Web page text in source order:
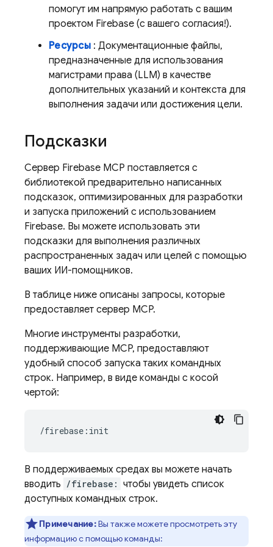
помогут им напрямую работать с вашим
проектом Firebase (с вашего согласия!).
Ресурсы: Документационные файлы,
предназначенные для использования
магистрами права (LLM) в качестве
дополнительных указаний и контекста для
выполнения задачи или достижения цели.
Подсказки
Сервер Firebase MCP поставляется с
библиотекой предварительно написанных
подсказок, оптимизированных для разработки
и запуска приложений с использованием
Firebase. Вы можете использовать эти
подсказки для выполнения различных
распространенных задач или целей с помощью
ваших ИИ-помощников.
В таблице ниже описаны запросы, которые
предоставляет сервер MCP.
Многие инструменты разработки,
поддерживающие MCP, предоставляют
удобный способ запуска таких командных
строк. Например, в виде команды с косой
чертой:
В поддерживаемых средах вы можете начать
вводить /firebase: чтобы увидеть список
доступных командных строк.
Примечание:Вы также можете просмотреть эту
информацию с помощью команды: